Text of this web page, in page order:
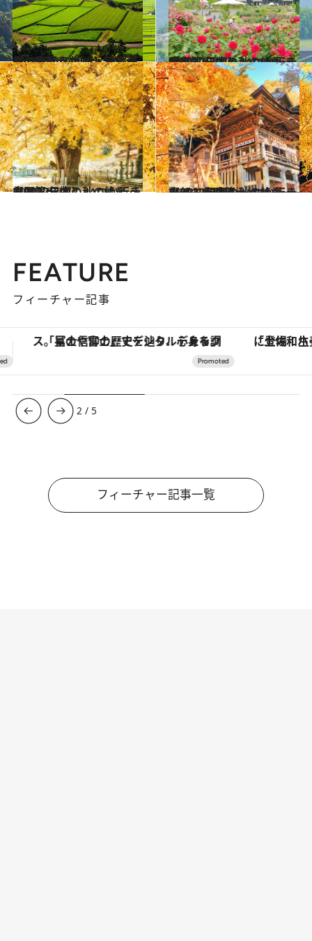
2021.4.26
いつか行きたい！ 日本の春の絶景 ～九州・沖縄篇～《全40スポット》
旅＆お出かけ 2022.10.23
【2022年版】 いつか行きたい！ 日本の秋の絶景 ～関東篇～
旅＆お出かけ
2022.10.22
【2022年版】 いつか行きたい！ 日本の秋の絶景 ～中国篇～
旅＆お出かけ 2022.10.14
【2022年版】 いつか行きたい！ 日本の秋の絶景 ～中部・北陸篇～
旅＆お出かけ
FEATURE
フィーチャー記事
「土佐和ハーブかき氷」がOMO7高知に登場！生姜、山椒、大葉など目にも舌にも涼を呼ぶ郷土の味 ヴァシュロン・コンスタンタ
3 / 5
フィーチャー記事一覧